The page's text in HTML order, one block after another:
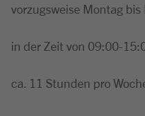
vorzugsweise Montag bis
in der Zeit von 09:00-
ca. 11 Stunden pro